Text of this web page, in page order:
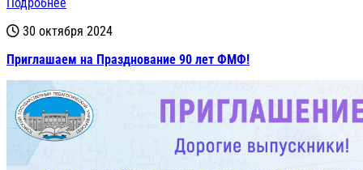
30 октября 2024
Приглашаем на Празднование 90 лет ФМФ!